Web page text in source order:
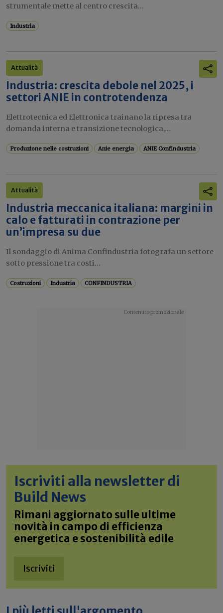
strumentale mette al centro crescita...
Industria
Attualità
Industria: crescita debole nel 2025, i
settori ANIE in controtendenza
Elettrotecnica ed Elettronica trainano la ripresa tra
domanda interna e transizione tecnologica,...
Produzione nelle costruzioni Anie energia ANIE Confindustria
Attualità
Industria meccanica italiana: margini in
calo e fatturati in contrazione per
un’impresa su due
Il sondaggio di Anima Confindustria fotografa un settore
sotto pressione tra costi...
Costruzioni Industria CONFINDUSTRIA
Iscriviti alla newsletter di
Build News
Rimani aggiornato sulle ultime
novità in campo di efficienza
energetica e sostenibilità edile
Iscriviti